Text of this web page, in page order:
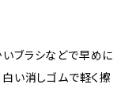
ブラシなどで早めに
白い消しゴムで軽く擦